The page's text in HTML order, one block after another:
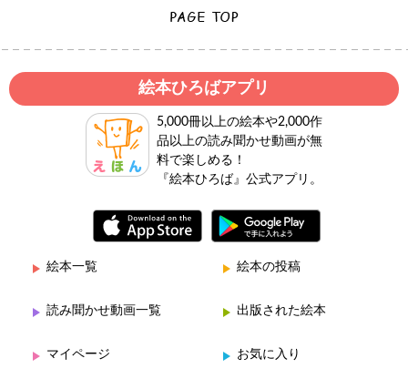
絵本ひろばアプリ
5,000冊以上の絵本や2,000作
品以上の読み聞かせ動画が無
料で楽しめる！
『絵本ひろば』公式アプリ。
絵本一覧 絵本の投稿
読み聞かせ動画一覧 出版された絵本
マイページ お気に入り